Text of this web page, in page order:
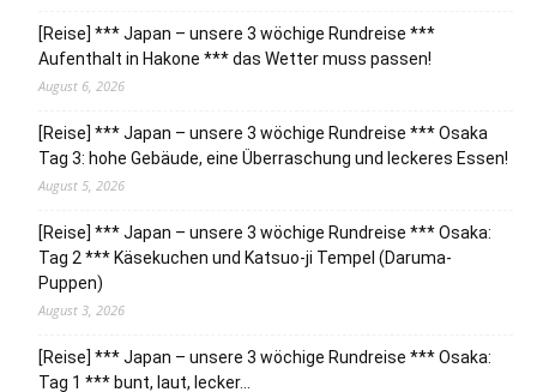
[Reise] *** Japan – unsere 3 wöchige Rundreise ***
Aufenthalt in Hakone *** das Wetter muss passen!
August 6, 2026
[Reise] *** Japan – unsere 3 wöchige Rundreise *** Osaka
Tag 3: hohe Gebäude, eine Überraschung und leckeres Essen!
August 5, 2026
[Reise] *** Japan – unsere 3 wöchige Rundreise *** Osaka:
Tag 2 *** Käsekuchen und Katsuo-ji Tempel (Daruma-
Puppen)
August 3, 2026
[Reise] *** Japan – unsere 3 wöchige Rundreise *** Osaka:
Tag 1 *** bunt, laut, lecker…